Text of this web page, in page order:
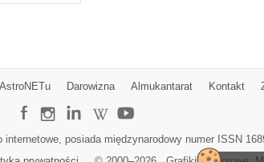
Darowizna Almukantarat Kontakt
posiada międzynarodowy numer ISSN